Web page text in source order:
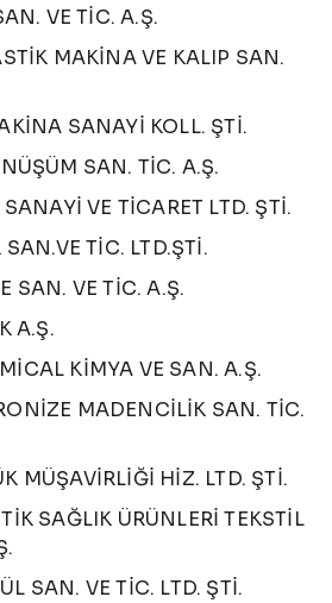
VE TİC. A.Ş.
MAKİNA VE KALIP SAN.
SANAYİ KOLL. ŞTİ.
SAN. TİC. A.Ş.
VE TİCARET LTD. ŞTİ.
TİC. LTD.ŞTİ.
SAN. VE TİC. A.Ş.
A.Ş.
KİMYA VE SAN. A.Ş.
MADENCİLİK SAN. TİC.
MÜŞAVİRLİĞİ HİZ. LTD. ŞTİ.
SAĞLIK ÜRÜNLERİ TEKSTİL
SAN. VE TİC. LTD. ŞTİ.